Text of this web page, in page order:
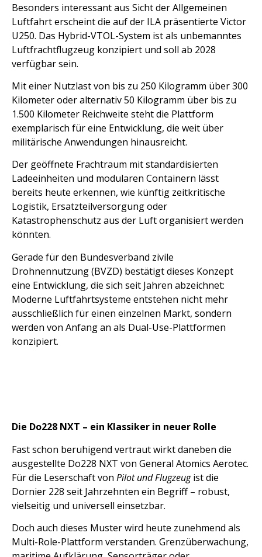
Besonders interessant aus Sicht der Allgemeinen
Luftfahrt erscheint die auf der ILA präsentierte Victor
U250. Das Hybrid-VTOL-System ist als unbemanntes
Luftfrachtflugzeug konzipiert und soll ab 2028
verfügbar sein.
Mit einer Nutzlast von bis zu 250 Kilogramm über 300
Kilometer oder alternativ 50 Kilogramm über bis zu
1.500 Kilometer Reichweite steht die Plattform
exemplarisch für eine Entwicklung, die weit über
militärische Anwendungen hinausreicht.
Der geöffnete Frachtraum mit standardisierten
Ladeeinheiten und modularen Containern lässt
bereits heute erkennen, wie künftig zeitkritische
Logistik, Ersatzteilversorgung oder
Katastrophenschutz aus der Luft organisiert werden
könnten.
Gerade für den Bundesverband zivile
Drohnennutzung (BVZD) bestätigt dieses Konzept
eine Entwicklung, die sich seit Jahren abzeichnet:
Moderne Luftfahrtsysteme entstehen nicht mehr
ausschließlich für einen einzelnen Markt, sondern
werden von Anfang an als Dual-Use-Plattformen
konzipiert.
Die Do228 NXT – ein Klassiker in neuer Rolle
Fast schon beruhigend vertraut wirkt daneben die
ausgestellte Do228 NXT von General Atomics Aerotec.
Für die Leserschaft von Pilot und Flugzeugist die
Dornier 228 seit Jahrzehnten ein Begriff – robust,
vielseitig und universell einsetzbar.
Doch auch dieses Muster wird heute zunehmend als
Multi-Role-Plattform verstanden. Grenzüberwachung,